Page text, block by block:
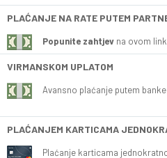
PLAĆANJE NA RATE PUTEM
Popunite zahtjev na ovom
VIRMANSKOM UPLATOM
Avansno plaćanje putem
PLAĆANJEM KARTICAMA
Plaćanje karticama